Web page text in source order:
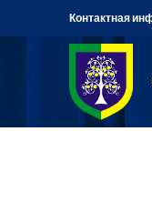
Контактная